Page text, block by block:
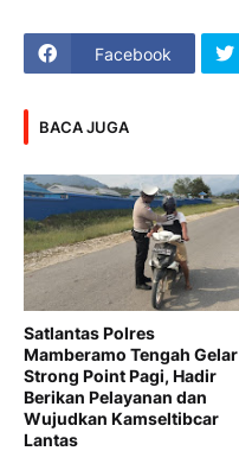
Facebook
BACA JUGA
Satlantas Polres
Mamberamo Tengah Gelar
Strong Point Pagi, Hadir
Berikan Pelayanan dan
Wujudkan Kamseltibcar
Lantas